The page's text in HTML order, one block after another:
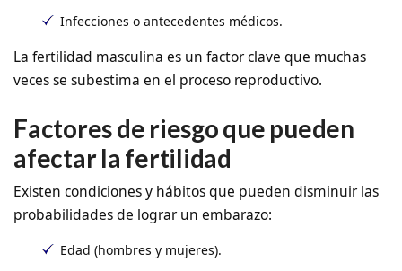
Infecciones o antecedentes médicos.
La fertilidad masculina es un factor clave que muchas
veces se subestima en el proceso reproductivo.
Factores de riesgo que pueden
afectar la fertilidad
Existen condiciones y hábitos que pueden disminuir las
probabilidades de lograr un embarazo:
Edad (hombres y mujeres).